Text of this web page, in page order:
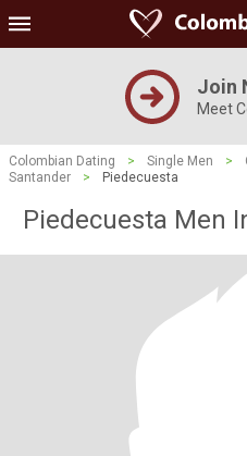
Join
Meet
Colombian Dating > Single Men >
Santander
> Piedecuesta
Piedecuesta Men